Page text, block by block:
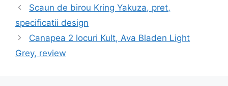
Navigare
în
articole
Scaun de birou Kring Yakuza, pret,
specificatii design
Canapea 2 locuri Kult, Ava Bladen Light
Grey, review